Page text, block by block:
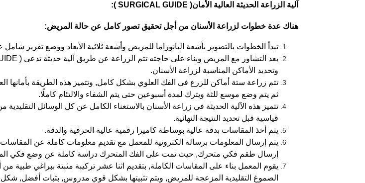
آلية الزراعة الحديثة العالية الأمان( SURGICAL GUIDE ):
هناك عدة خطوات لزراعة الأسنان من أجل تحقيق تصور كامل عن حالة المريض:
تبدأ الخطوات بالتصوير بأشعة البانوراما للمريض وأشعة ثلاثية الأبعاد ووضع تقرير
وتحديد الأماكن المناسبة لزراعة الأسنان.
تتم زراعة ستة أماكن للزرع في الفك العلوي بشكل كامل, وتتميز هذه الطريقة بأمانها
ثم يتم وضع موسع للثة ويترك لمدة أسبوعين حتى يتم الشفاء والالتئام كاملًا.
تتميز هذه الآلية الحديثة في زراعة الأسنان بالاستغناء الكامل عن كل الوسائل
قياسية قبل تحديد النتيجة النهائية.
يتم أخذ المقاسات بدقة عالية بوساطة كاميرا رقمية عالية الحرفية والدقة.
يتم إرسال المعلومات برسالة الكترونية للمعمل مع تقديم معلومات كاملة عن
إرسال طقم فكي متحرك, حيث تمت على الفك المتحرك دراسة كاملة عن وضع فكي
يقوم المعمل بناء على المقاسات الكاملة, بتقديم اثنا عشر تركيبة مثبتة ببراغي طبية
الصموغ التقليدية المزعجة للمريض, ويتم تثبيتها بشكل قوي مدروس, بثبات أفضل,